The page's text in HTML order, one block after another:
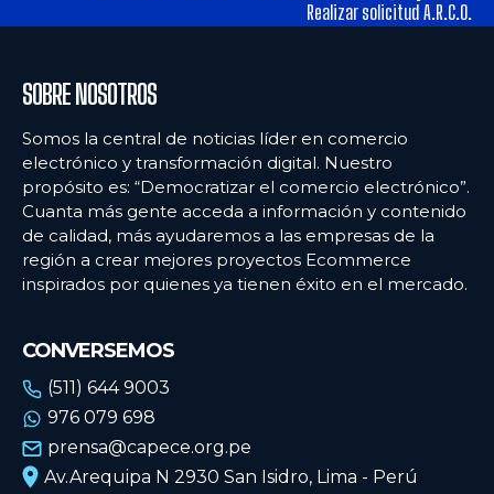
Ecommercenews
PERÚ
ARGENTINA
BOLIVIA
CHILE
ECUADOR
MÉXICO
URUGUAY
VENEZUELA
Ecommercenews
PERÚ
ARGENTINA
BOLIVIA
CHILE
ECUADOR
MÉXICO
URUGUAY
VENEZUELA
Realizar solicitud A.R.C.O.
SOBRE NOSOTROS
Somos la central de noticias líder en comercio
electrónico y transformación digital. Nuestro
propósito es: “Democratizar el comercio electrónico”.
Cuanta más gente acceda a información y contenido
de calidad, más ayudaremos a las empresas de la
región a crear mejores proyectos Ecommerce
inspirados por quienes ya tienen éxito en el mercado.
CONVERSEMOS
(511) 644 9003
976 079 698
prensa@capece.org.pe
Av.Arequipa N 2930 San Isidro, Lima - Perú